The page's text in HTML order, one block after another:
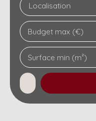
Localisation
Budget max (€)
Surface min (m²)